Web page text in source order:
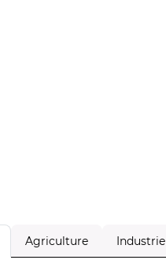
Agriculture Industrie